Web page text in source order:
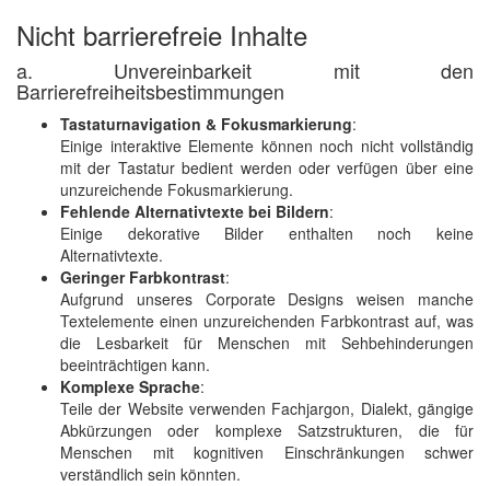
Nicht barrierefreie Inhalte
a. Unvereinbarkeit mit den
Barrierefreiheitsbestimmungen
Tastaturnavigation & Fokusmarkierung:
Einige interaktive Elemente können noch nicht vollständig
mit der Tastatur bedient werden oder verfügen über eine
unzureichende Fokusmarkierung.
Fehlende Alternativtexte bei Bildern:
Einige dekorative Bilder enthalten noch keine
Alternativtexte.
Geringer Farbkontrast:
Aufgrund unseres Corporate Designs weisen manche
Textelemente einen unzureichenden Farbkontrast auf, was
die Lesbarkeit für Menschen mit Sehbehinderungen
beeinträchtigen kann.
Komplexe Sprache:
Teile der Website verwenden Fachjargon, Dialekt, gängige
Abkürzungen oder komplexe Satzstrukturen, die für
Menschen mit kognitiven Einschränkungen schwer
verständlich sein könnten.